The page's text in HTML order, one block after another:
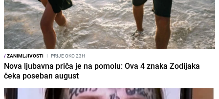
/ZANIMLJIVOSTI I PRIJE OKO 23H
Nova ljubavna priča je na pomolu: Ova 4 znaka Zodijaka
čeka poseban august